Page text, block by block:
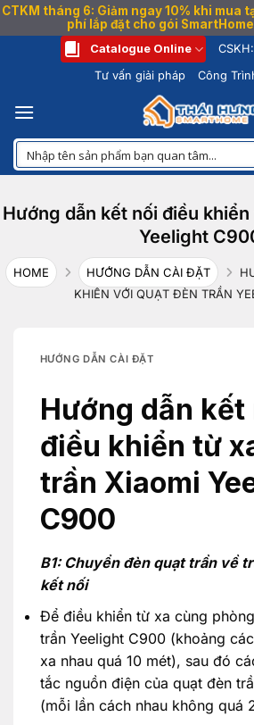
CTKM tháng 6: Giảm ngay 10% khi mua
phí lắp đặt cho gói SmartHome
dung
Catalogue Online CSKH:
Tư vấn giải pháp
Công
Hướng dẫn kết nối điều
Yeelight
HOME HƯỚNG DẪN CÀI ĐẶT
KHIỂN VỚI QUẠT ĐÈN TRẦN
HƯỚNG DẪN CÀI ĐẶT
Hướng dẫn kết
điều khiển từ
trần Xiaomi
C900
B1: Chuyển đèn quạt trần về
kết nối
Để điều khiển từ xa cùng
trần Yeelight C900 (khoảng
xa nhau quá 10 mét), sau đó
tắc nguồn điện của quạt đèn
(mỗi lần cách nhau không quá